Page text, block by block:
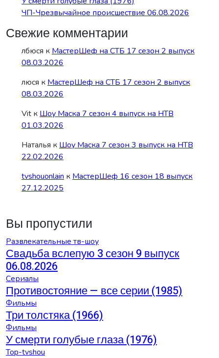
ЧП-Чрезвычайное происшествие 06.08.2026
Свежие комментарии
лбюся к МастерШеф на СТБ 17 сезон 2 выпуск
08.03.2026
люся к МастерШеф на СТБ 17 сезон 2 выпуск
08.03.2026
Vit к Шоу Маска 7 сезон 4 выпуск на НТВ
01.03.2026
Наталья к Шоу Маска 7 сезон 3 выпуск на НТВ
22.02.2026
tvshouonlain к МастерШеф 16 сезон 18 выпуск
27.12.2025
Вы пропустили
Развлекательные тв-шоу
Свадьба вслепую 3 сезон 9 выпуск
06.08.2026
Сериалы
Противостояние — все серии (1985)
Фильмы
Три толстяка (1966)
Фильмы
У смерти голубые глаза (1976)
Top-tvshou